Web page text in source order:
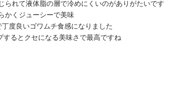
られて液体脂の層で冷めにくいのがありがたいです
かくジューシーで美味
度良いゴワムチ食感になりました
するとクセになる美味さで最高ですね